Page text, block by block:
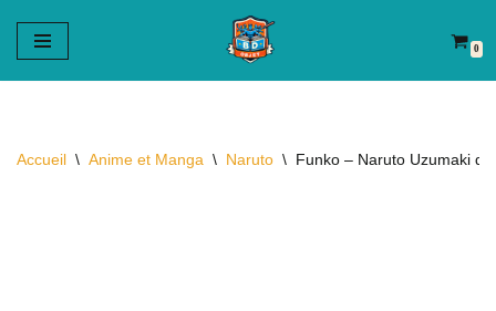
Aller
au
0
Accueil \ Anime et Manga \ Naruto \ Funko – Naruto Uzumaki